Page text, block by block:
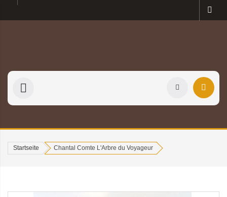
Startseite Chantal Comte L'Arbre du Voyageur